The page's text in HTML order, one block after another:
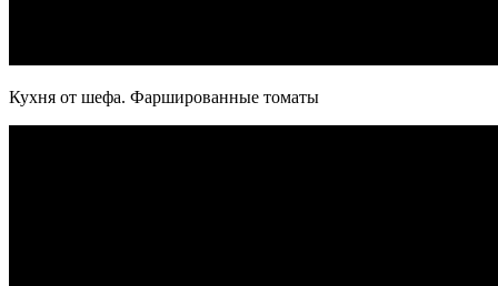
Кухня от шефа. Фаршированные томаты